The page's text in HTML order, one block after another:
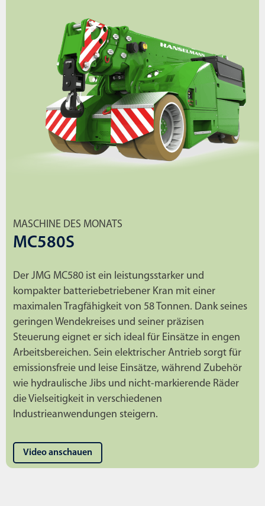
MASCHINE DES MONATS
MC580S
Der JMG MC580 ist ein leistungsstarker und
kompakter batteriebetriebener Kran mit einer
maximalen Tragfähigkeit von 58 Tonnen. Dank seines
geringen Wendekreises und seiner präzisen
Steuerung eignet er sich ideal für Einsätze in engen
Arbeitsbereichen. Sein elektrischer Antrieb sorgt für
emissionsfreie und leise Einsätze, während Zubehör
wie hydraulische Jibs und nicht-markierende Räder
die Vielseitigkeit in verschiedenen
Industrieanwendungen steigern.
Video anschauen